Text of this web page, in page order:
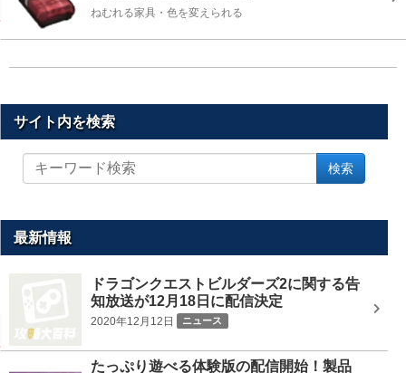
ねむれる家具・色を変えられる
サイト内を検索
イ
を
検索
最新情報
ドラゴンクエストビルダーズ2に関する告
知放送が12月18日に配信決定
2020年12月12日 ニュース
たっぷり遊べる体験版の配信開始！製品